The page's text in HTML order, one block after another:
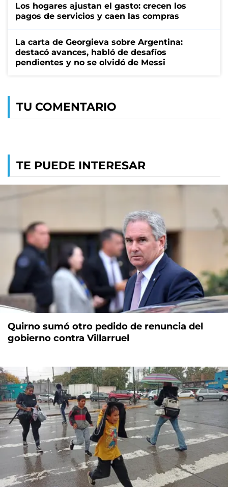
Los hogares ajustan el gasto: crecen los
pagos de servicios y caen las compras
La carta de Georgieva sobre Argentina:
destacó avances, habló de desafíos
pendientes y no se olvidó de Messi
TU COMENTARIO
TE PUEDE INTERESAR
Quirno sumó otro pedido de renuncia del
gobierno contra Villarruel